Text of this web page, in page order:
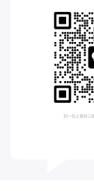
D
DS
DS
DS-进口
东南